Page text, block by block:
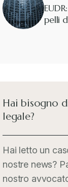
pelli
Hai bisogno
legale?
Hai letto un
nostre news?
nostro